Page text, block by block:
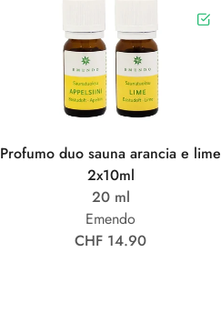
Profumo duo sauna arancia e lime
2x10ml
20 ml
Emendo
CHF 14.90